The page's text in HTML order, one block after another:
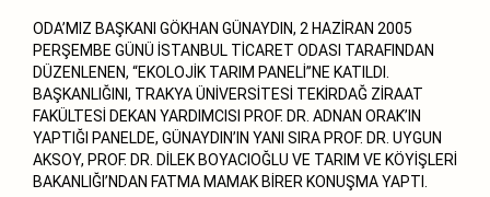
ODA’MIZ BAŞKANI GÖKHAN GÜNAYDIN, 2 HAZİRAN 2005
PERŞEMBE GÜNÜ İSTANBUL TİCARET ODASI TARAFINDAN
DÜZENLENEN, “EKOLOJİK TARIM PANELİ”NE KATILDI.
BAŞKANLIĞINI, TRAKYA ÜNİVERSİTESİ TEKİRDAĞ ZİRAAT
FAKÜLTESİ DEKAN YARDIMCISI PROF. DR. ADNAN ORAK’IN
YAPTIĞI PANELDE, GÜNAYDIN’IN YANI SIRA PROF. DR. UYGUN
AKSOY, PROF. DR. DİLEK BOYACIOĞLU VE TARIM VE KÖYİŞLERİ
BAKANLIĞI’NDAN FATMA MAMAK BİRER KONUŞMA YAPTI.